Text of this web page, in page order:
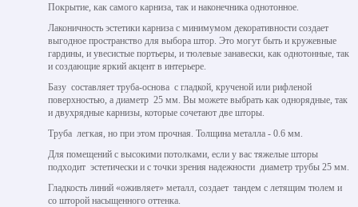
Покрытие, как самого карниза, так и наконечника однотонное.
Лаконичность эстетики карниза с минимумом декоративности создает
выгодное пространство для выбора штор. Это могут быть и кружевные
гардины, и увесистые портьеры, и тюлевые занавески, как однотонные, так
и создающие яркий акцент в интерьере.
Базу составляет труба-основа с гладкой, крученой или рифленой
поверхностью, а диаметр 25 мм. Вы можете выбрать как однорядные, так
и двухрядные карнизы, которые сочетают две шторы.
Труба легкая, но при этом прочная. Толщина металла - 0.6 мм.
Для помещений с высокими потолками, если у вас тяжелые шторы
подходит эстетически и с точки зрения надежности диаметр трубы 25 мм.
Гладкость линий «оживляет» металл, создает тандем с летящим тюлем и
со шторой насыщенного оттенка.